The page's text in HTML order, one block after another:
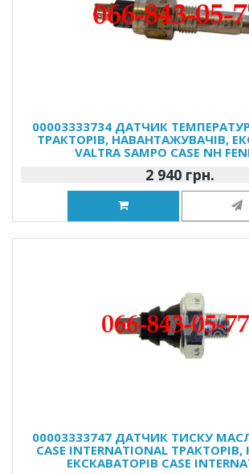
00003333734 ДАТЧИК
ТРАКТОРІВ, НАВАНТАЖУВАЧІВ,
VALTRA SAMPO CASE NH
2 940 грн.
00003333747 ДАТЧИК ТИСКУ
CASE INTERNATIONAL
ЕКСКАВАТОРІВ CASE